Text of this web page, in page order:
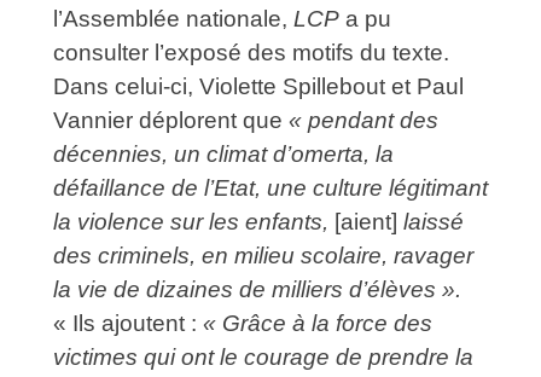
l’Assemblée nationale, LCP a pu
consulter l’exposé des motifs du texte.
Dans celui-ci, Violette Spillebout et Paul
Vannier déplorent que « pendant des
décennies, un climat d’omerta, la
défaillance de l’Etat, une culture légitimant
la violence sur les enfants, [aient] laissé
des criminels, en milieu scolaire, ravager
la vie de dizaines de milliers d’élèves ».
« Ils ajoutent : « Grâce à la force des
victimes qui ont le courage de prendre la